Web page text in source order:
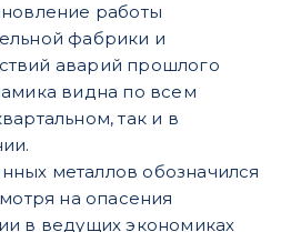
работы
фабрики и
аварий прошлого
видна по всем
так и в
металлов обозначился
на опасения
в ведущих экономиках